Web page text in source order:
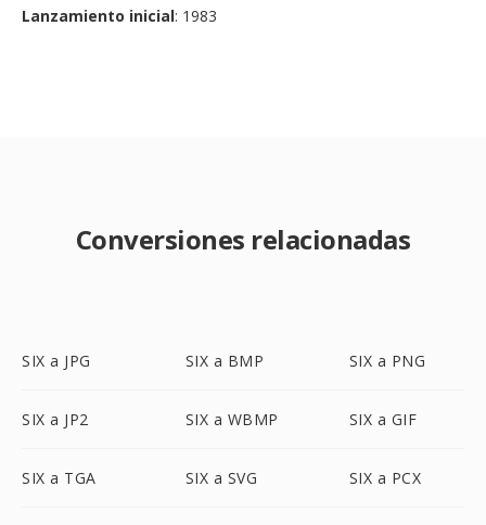
Lanzamiento inicial: 1983
Conversiones relacionadas
SIX a JPG SIX a BMP SIX a PNG
SIX a JP2 SIX a WBMP SIX a GIF
SIX a TGA SIX a SVG SIX a PCX